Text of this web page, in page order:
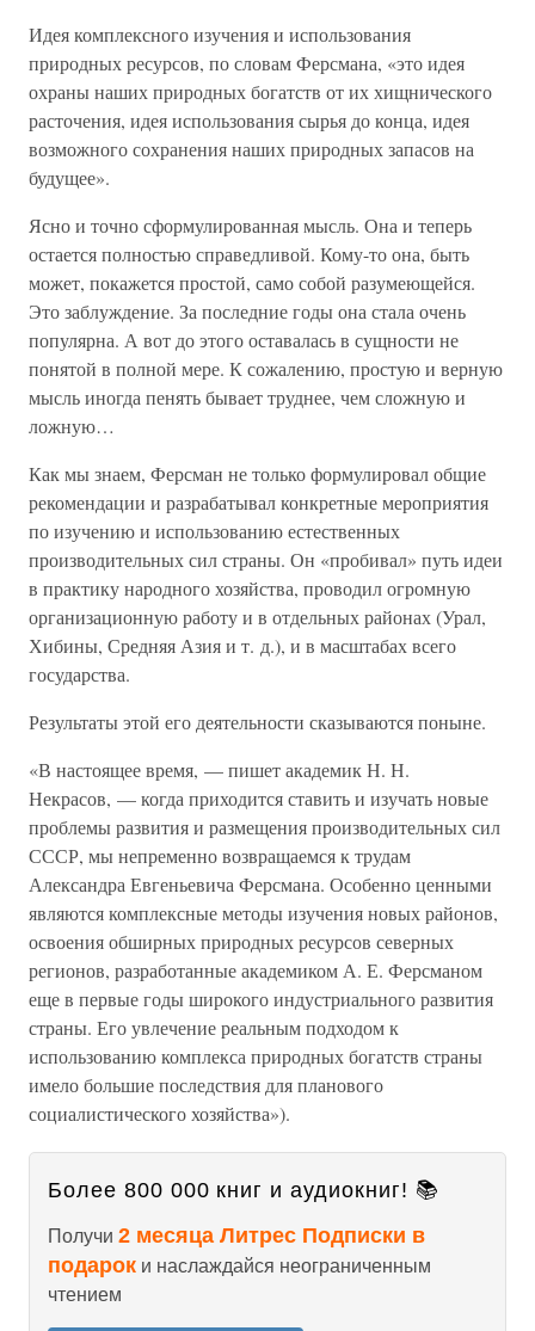
Идея комплексного изучения и использования
природных ресурсов, по словам Ферсмана, «это идея
охраны наших природных богатств от их хищнического
расточения, идея использования сырья до конца, идея
возможного сохранения наших природных запасов на
будущее».
Ясно и точно сформулированная мысль. Она и теперь
остается полностью справедливой. Кому-то она, быть
может, покажется простой, само собой разумеющейся.
Это заблуждение. За последние годы она стала очень
популярна. А вот до этого оставалась в сущности не
понятой в полной мере. К сожалению, простую и верную
мысль иногда пенять бывает труднее, чем сложную и
ложную…
Как мы знаем, Ферсман не только формулировал общие
рекомендации и разрабатывал конкретные мероприятия
по изучению и использованию естественных
производительных сил страны. Он «пробивал» путь идеи
в практику народного хозяйства, проводил огромную
организационную работу и в отдельных районах (Урал,
Хибины, Средняя Азия и т. д.), и в масштабах всего
государства.
Результаты этой его деятельности сказываются поныне.
«В настоящее время, — пишет академик Н. Н.
Некрасов, — когда приходится ставить и изучать новые
проблемы развития и размещения производительных сил
СССР, мы непременно возвращаемся к трудам
Александра Евгеньевича Ферсмана. Особенно ценными
являются комплексные методы изучения новых районов,
освоения обширных природных ресурсов северных
регионов, разработанные академиком А. Е. Ферсманом
еще в первые годы широкого индустриального развития
страны. Его увлечение реальным подходом к
использованию комплекса природных богатств страны
имело большие последствия для планового
социалистического хозяйства»).
Более 800 000 книг и аудиокниг! 📚
Получи 2 месяца Литрес Подписки в
подарок и наслаждайся неограниченным
чтением